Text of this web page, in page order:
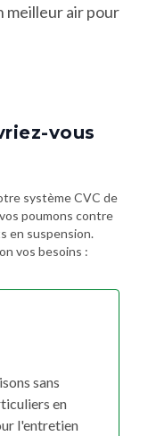
meilleur air pour
vous
système CVC de
poumons contre
en suspension.
vos besoins :
sans
en
l'entretien